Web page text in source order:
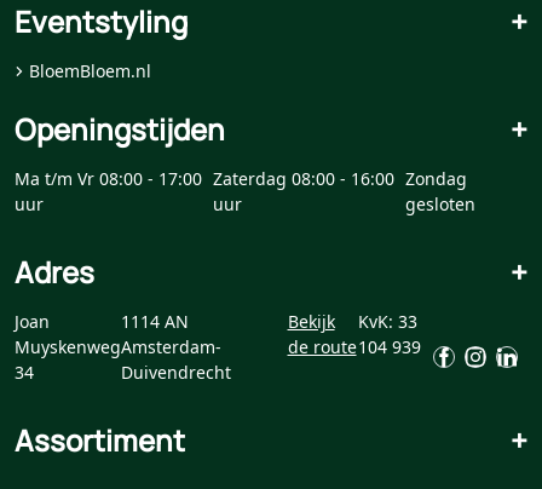
Eventstyling +
BloemBloem.nl
Openingstijden +
Ma t/m Vr 08:00 - 17:00
uur
Zaterdag 08:00 - 16:00
uur
Zondag
gesloten
Adres +
Joan
Muyskenweg
34
1114 AN
Amsterdam-
Duivendrecht
Bekijk
de route
KvK: 33
104 939
Assortiment +